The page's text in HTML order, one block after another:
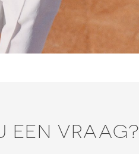
EEN VRAAG?